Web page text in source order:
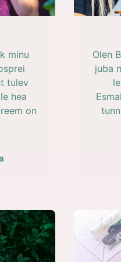
minu
tulev
hea
on
Olen
juba
ara